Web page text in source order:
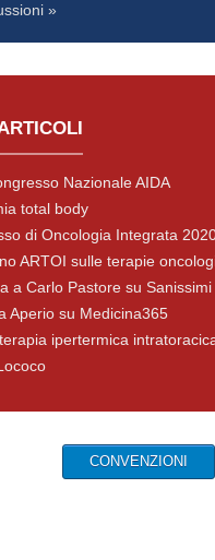
»
Nazionale AIDA
total body
di Oncologia Integrata
ARTOI sulle terapie
a Carlo Pastore su Sanissimi
Aperio su Medicina365
ipertermica
CONVENZIONI